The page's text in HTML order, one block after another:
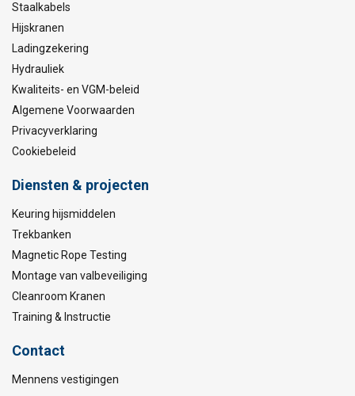
Staalkabels
Hijskranen
Ladingzekering
Hydrauliek
Kwaliteits- en VGM-beleid
Algemene Voorwaarden
Privacyverklaring
Cookiebeleid
Diensten & projecten
Keuring hijsmiddelen
Trekbanken
Magnetic Rope Testing
Montage van valbeveiliging
Cleanroom Kranen
Training & Instructie
Contact
Mennens vestigingen